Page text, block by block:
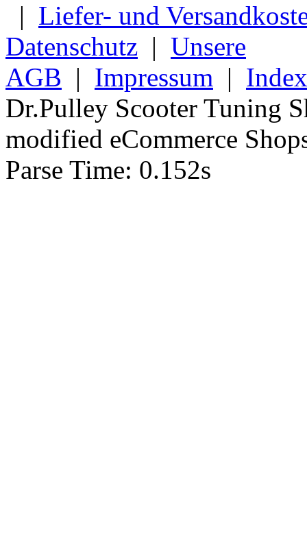
| Liefer- und
Datenschutz | Unsere
AGB | Impressum | Index
Dr.Pulley Scooter Tuning
modified eCommerce
Parse Time: 0.152s